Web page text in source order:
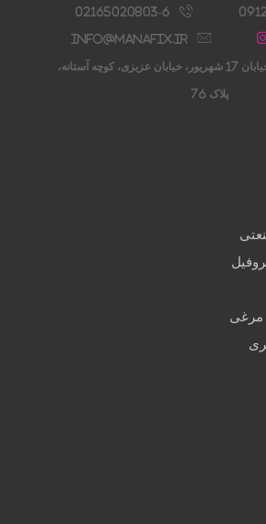
02165020803-6
info@manafix.ir
تهران، شادآباد، خیابان 17 شهریور، خیابان عزیزی، کوچه آستانه،
پلاک 76
مرغی